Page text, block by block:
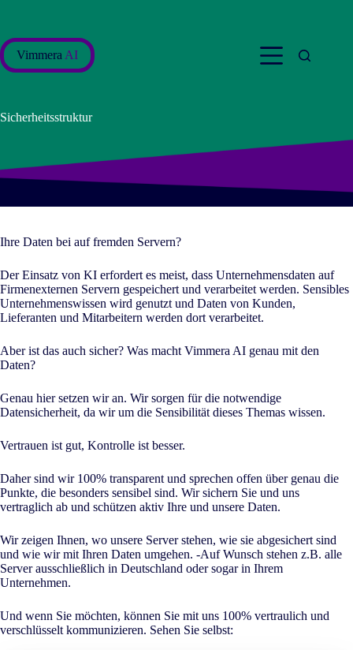
Vimmera AI
Sicherheitsstruktur
Ihre Daten bei auf fremden Servern?
Der Einsatz von KI erfordert es meist, dass Unternehmensdaten auf
Firmenexternen Servern gespeichert und verarbeitet werden. Sensibles
Unternehmenswissen wird genutzt und Daten von Kunden,
Lieferanten und Mitarbeitern werden dort verarbeitet.
Aber ist das auch sicher? Was macht Vimmera AI genau mit den
Daten?
Genau hier setzen wir an. Wir sorgen für die notwendige
Datensicherheit, da wir um die Sensibilität dieses Themas wissen.
Vertrauen ist gut, Kontrolle ist besser.
Daher sind wir 100% transparent und sprechen offen über genau die
Punkte, die besonders sensibel sind. Wir sichern Sie und uns
vertraglich ab und schützen aktiv Ihre und unsere Daten.
Wir zeigen Ihnen, wo unsere Server stehen, wie sie abgesichert sind
und wie wir mit Ihren Daten umgehen. -Auf Wunsch stehen z.B. alle
Server ausschließlich in Deutschland oder sogar in Ihrem
Unternehmen.
Und wenn Sie möchten, können Sie mit uns 100% vertraulich und
verschlüsselt kommunizieren. Sehen Sie selbst: